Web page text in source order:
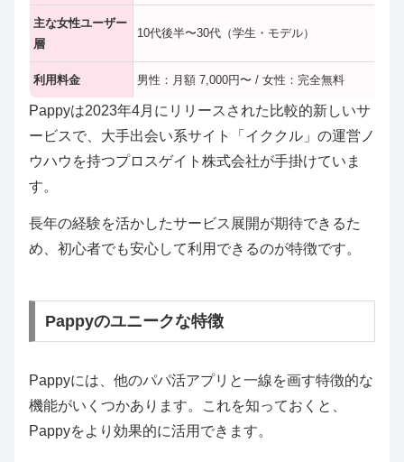
主な女性ユーザー
層
10代後半〜30代（学生・モデル）
利用料金 男性：月額 7,000円〜 / 女性：完全無料
Pappyは2023年4月にリリースされた比較的新しいサ
ービスで、大手出会い系サイト「イククル」の運営ノ
ウハウを持つプロスゲイト株式会社が手掛けていま
す。
長年の経験を活かしたサービス展開が期待できるた
め、初心者でも安心して利用できるのが特徴です。
Pappyのユニークな特徴
Pappyには、他のパパ活アプリと一線を画す特徴的な
機能がいくつかあります。これを知っておくと、
Pappyをより効果的に活用できます。